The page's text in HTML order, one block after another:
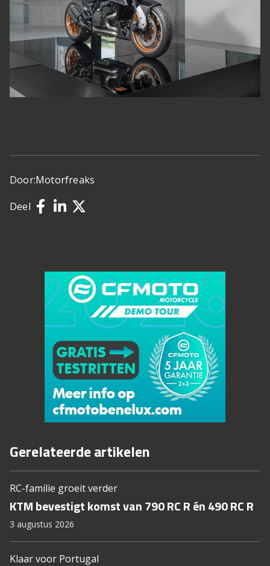
Door:Motorfreaks
Deel
Gerelateerde artikelen
RC-familie groeit verder
KTM bevestigt komst van 790 RC R én 490 RC R
3 augustus 2026
Klaar voor Portugal